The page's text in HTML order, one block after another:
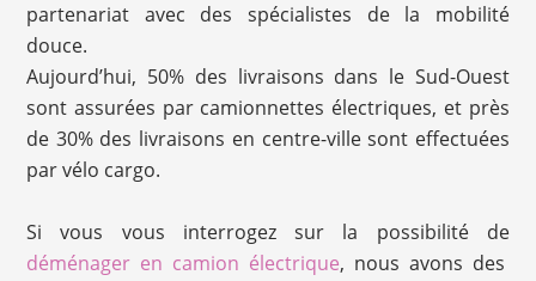
partenariat avec des spécialistes de la mobilité
douce.
Aujourd’hui, 50% des livraisons dans le Sud-Ouest
sont assurées par camionnettes électriques, et près
de 30% des livraisons en centre-ville sont effectuées
par vélo cargo.
Si vous vous interrogez sur la possibilité de
déménager en camion électrique, nous avons des